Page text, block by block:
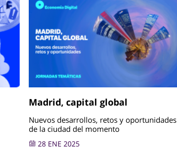
Madrid, capital global
Nuevos desarrollos, retos y oportunidades
de la ciudad del momento
28 ENE 2025